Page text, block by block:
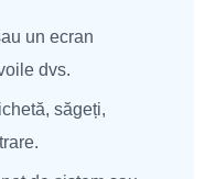
un ecran
dvs.
săgeți,